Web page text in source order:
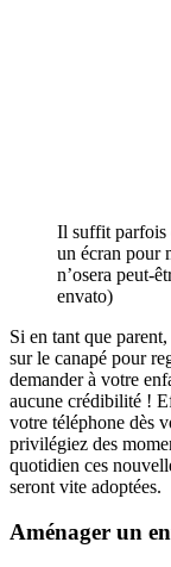
Il suffit parfois
un écran pour
n’osera peut-
envato)
Si en tant que
sur le canapé pour
demander à votre
aucune crédibilité !
votre téléphone dès
privilégiez des
quotidien ces
seront vite adoptées.
Aménager un